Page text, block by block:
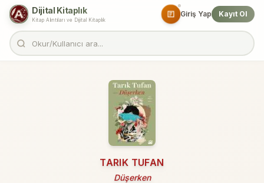
Dijital Kitaplık
Kitap Alıntıları ve Dijital Kitaplık
Giriş Yap Kayıt Ol
TARIK TUFAN
Düşerken